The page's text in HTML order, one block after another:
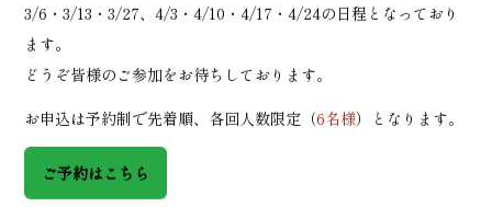
3/6・3/13・3/27、4/3・4/10・4/17・4/24の日程となっており
ます。
どうぞ皆様のご参加をお待ちしております。
お申込は予約制で先着順、各回人数限定（6名様）となります。
ご予約はこちら